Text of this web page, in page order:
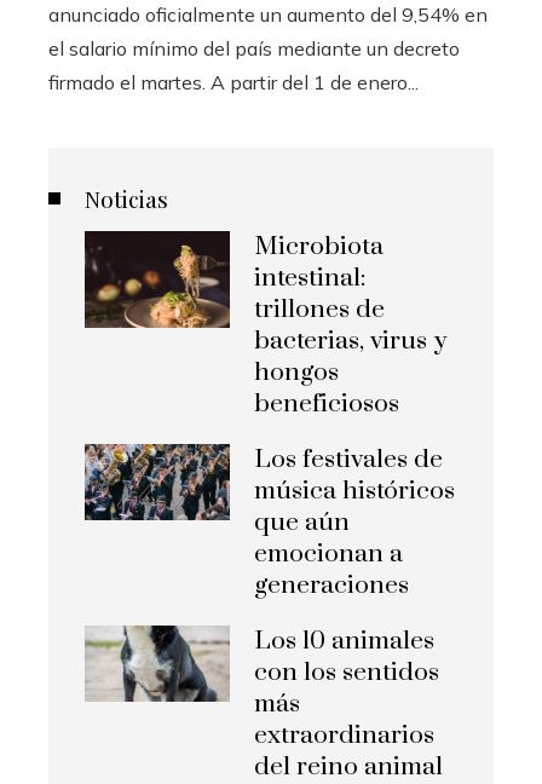
anunciado oficialmente un aumento del 9,54% en
el salario mínimo del país mediante un decreto
firmado el martes. A partir del 1 de enero...
Noticias
Microbiota
intestinal:
trillones de
bacterias, virus y
hongos
beneficiosos
Los festivales de
música históricos
que aún
emocionan a
generaciones
Los 10 animales
con los sentidos
más
extraordinarios
del reino animal